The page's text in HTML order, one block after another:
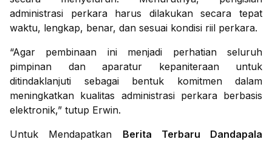
administrasi perkara harus dilakukan secara tepat
waktu, lengkap, benar, dan sesuai kondisi riil perkara.
“Agar pembinaan ini menjadi perhatian seluruh
pimpinan dan aparatur kepaniteraan untuk
ditindaklanjuti sebagai bentuk komitmen dalam
meningkatkan kualitas administrasi perkara berbasis
elektronik,” tutup Erwin.
Untuk Mendapatkan Berita Terbaru Dandapala